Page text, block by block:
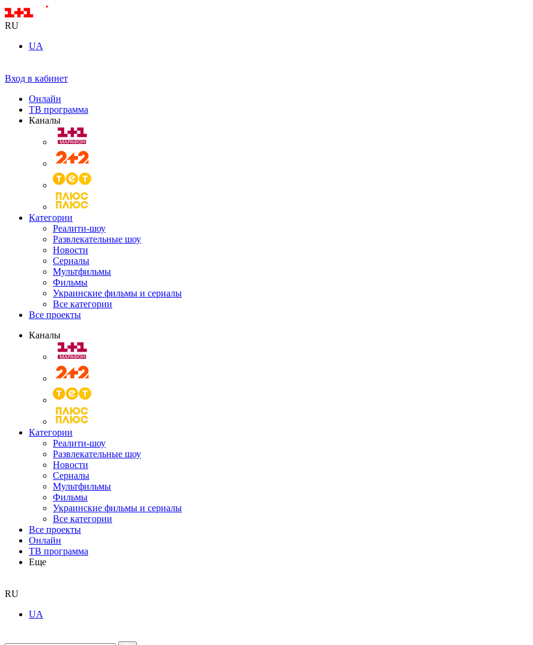
RU
UA
Вход в кабинет
Онлайн
ТВ программа
Каналы
Категории
Реалити-шоу
Развлекательные шоу
Новости
Сериалы
Мультфильмы
Фильмы
Украинские фильмы и сериалы
Все категории
Все проекты
Каналы
Категории
Реалити-шоу
Развлекательные шоу
Новости
Сериалы
Мультфильмы
Фильмы
Украинские фильмы и сериалы
Все категории
Все проекты
Онлайн
ТВ программа
Еще
RU
UA